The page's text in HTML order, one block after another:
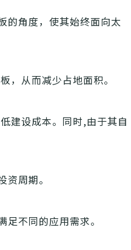
的角度，使其始终面向太
从而减少占地面积。
建设成本。同时,由于其自
周期。
不同的应用需求。